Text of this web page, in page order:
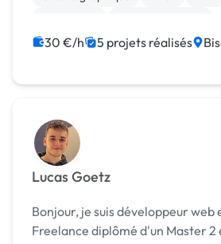
30 €/h 5 projets réalisés
Lucas Goetz
Bonjour, je suis développeur web
Freelance diplômé d'un Master 2